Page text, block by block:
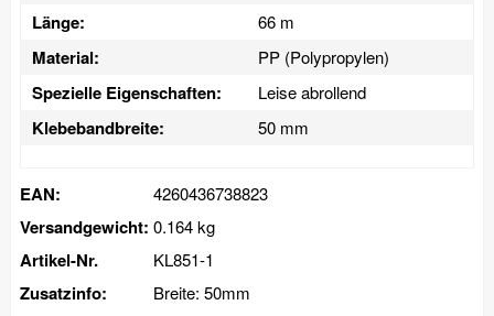
Länge: 66 m
Material: PP (Polypropylen)
Spezielle Eigenschaften: Leise abrollend
Klebebandbreite: 50 mm
EAN: 4260436738823
Versandgewicht: 0.164 kg
Artikel-Nr. KL851-1
Zusatzinfo: Breite: 50mm